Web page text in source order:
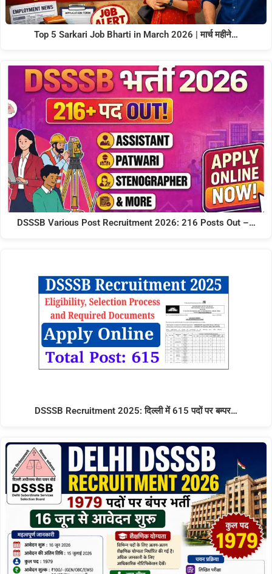
Top 5 Sarkari Job Bharti in March 2026 | मार्च महीने…
DSSSB Various Post Recruitment 2026: 216 Posts Out –…
DSSSB Recruitment 2025: दिल्ली में 615 पदों पर बम्पर…